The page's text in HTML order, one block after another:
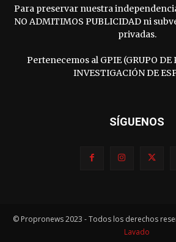
Para preservar nuestra
NO ADMITIMOS PUBLICIDAD ni
privadas.
Pertenecemos al GPIE (GRUPO DE
INVESTIGACIÓN DE
SÍGUENOS
© Propronews 2023 - Todos los derechos
Lavado